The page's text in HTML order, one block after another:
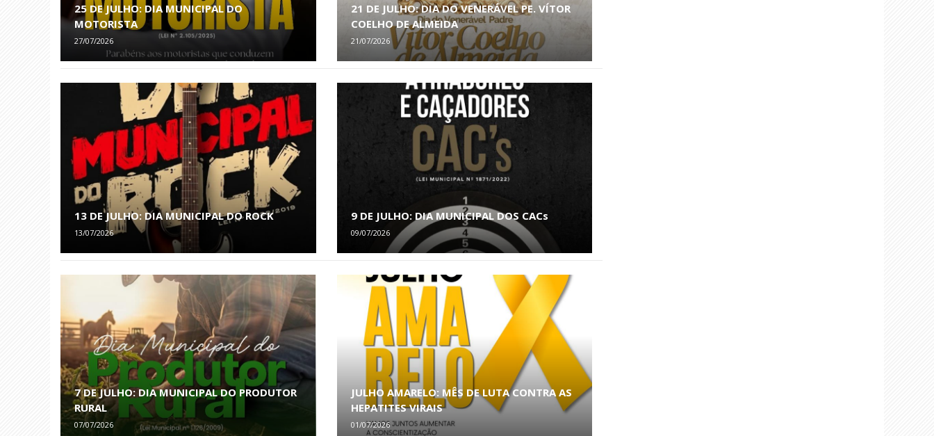
25 DE JULHO: DIA MUNICIPAL DO
MOTORISTA
27/07/2026
21 DE JULHO: DIA DO VENERÁVEL PE. VÍTOR
COELHO DE ALMEIDA
21/07/2026
13 DE JULHO: DIA MUNICIPAL DO ROCK
13/07/2026
9 DE JULHO: DIA MUNICIPAL DOS CACs
09/07/2026
7 DE JULHO: DIA MUNICIPAL DO PRODUTOR
RURAL
07/07/2026
JULHO AMARELO: MÊS DE LUTA CONTRA AS
HEPATITES VIRAIS
01/07/2026